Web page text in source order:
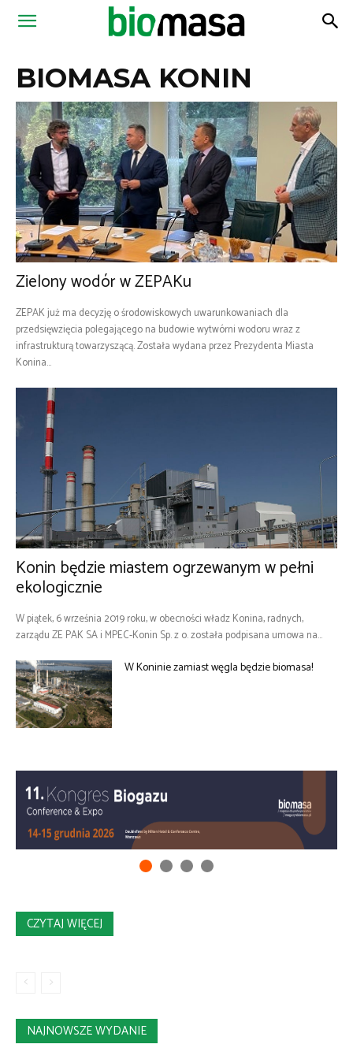
Magazyn
BIOMASA KONIN
Zielony wodór w ZEPAKu
ZEPAK już ma decyzję o środowiskowych uwarunkowaniach dla
przedsięwzięcia polegającego na budowie wytwórni wodoru wraz z
infrastrukturą towarzyszącą. Została wydana przez Prezydenta Miasta
Konina...
Konin będzie miastem ogrzewanym w pełni
ekologicznie
W piątek, 6 września 2019 roku, w obecności władz Konina, radnych,
zarządu ZE PAK SA i MPEC-Konin Sp. z o. została podpisana umowa na...
W Koninie zamiast węgla będzie biomasa!
CZYTAJ WIĘCEJ
NAJNOWSZE WYDANIE